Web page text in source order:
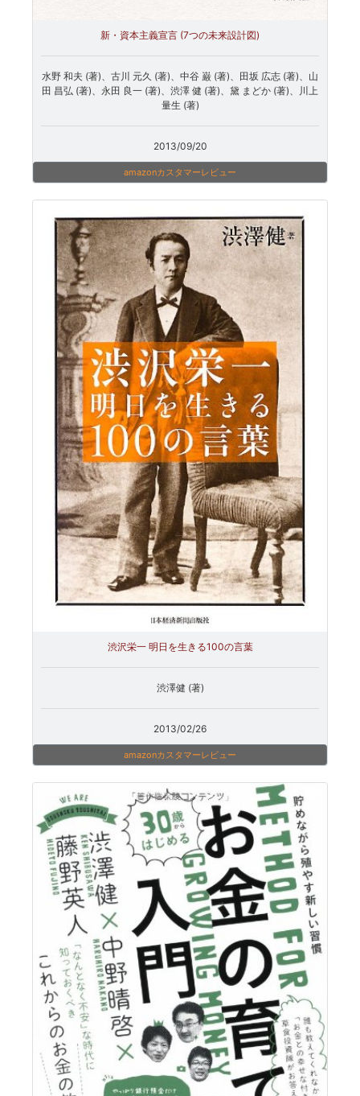
新・資本主義宣言 (7つの未来設計図)
水野 和夫 (著)、古川 元久 (著)、中谷 巌 (著)、田坂 広志 (著)、山
田 昌弘 (著)、永田 良一 (著)、渋澤 健 (著)、黛 まどか (著)、川上
量生 (著)
2013/09/20
amazonカスタマーレビュー
渋沢栄一 明日を生きる100の言葉
渋澤健 (著)
2013/02/26
amazonカスタマーレビュー